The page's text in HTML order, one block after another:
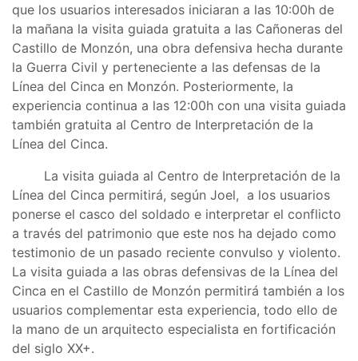
que los usuarios interesados iniciaran a las 10:00h de
la mañana la visita guiada gratuita a las Cañoneras del
Castillo de Monzón, una obra defensiva hecha durante
la Guerra Civil y perteneciente a las defensas de la
Línea del Cinca en Monzón. Posteriormente, la
experiencia continua a las 12:00h con una visita guiada
también gratuita al Centro de Interpretación de la
Línea del Cinca.
La visita guiada al Centro de Interpretación de la
Línea del Cinca permitirá, según Joel, a los usuarios
ponerse el casco del soldado e interpretar el conflicto
a través del patrimonio que este nos ha dejado como
testimonio de un pasado reciente convulso y violento.
La visita guiada a las obras defensivas de la Línea del
Cinca en el Castillo de Monzón permitirá también a los
usuarios complementar esta experiencia, todo ello de
la mano de un arquitecto especialista en fortificación
del siglo XX+.